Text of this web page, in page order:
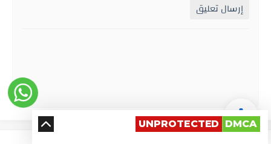
إرسال تعليق
DMCA
UNPROTECTED